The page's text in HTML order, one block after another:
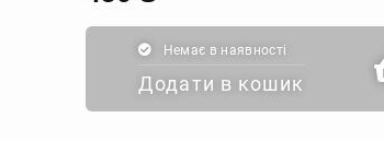
Немає в наявності
Додати в кошик